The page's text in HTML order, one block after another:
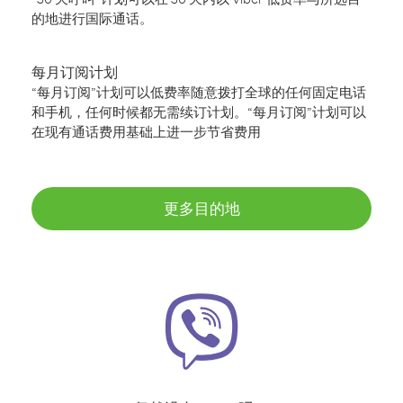
的地进行国际通话。
每月订阅计划
“每月订阅”计划可以低费率随意拨打全球的任何固定电话
和手机，任何时候都无需续订计划。“每月订阅”计划可以
在现有通话费用基础上进一步节省费用
更多目的地